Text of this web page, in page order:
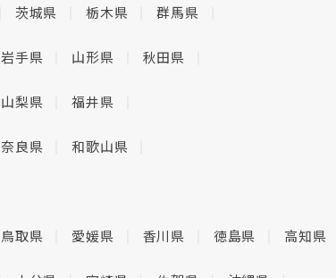
茨城県 栃木県 群馬県
岩手県 山形県 秋田県
山梨県 福井県
奈良県 和歌山県
鳥取県 愛媛県 香川県 徳島県 高知県